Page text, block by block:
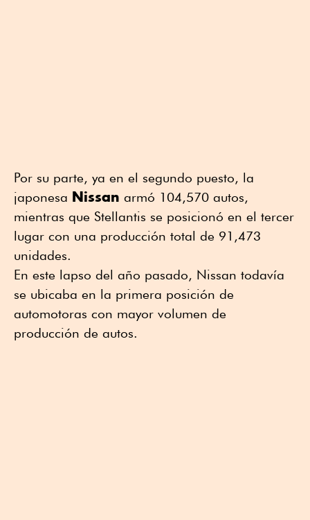
Por su parte, ya en el segundo puesto, la
japonesa Nissan armó 104,570 autos,
mientras que Stellantis se posicionó en el tercer
lugar con una producción total de 91,473
unidades.
En este lapso del año pasado, Nissan todavía
se ubicaba en la primera posición de
automotoras con mayor volumen de
producción de autos.